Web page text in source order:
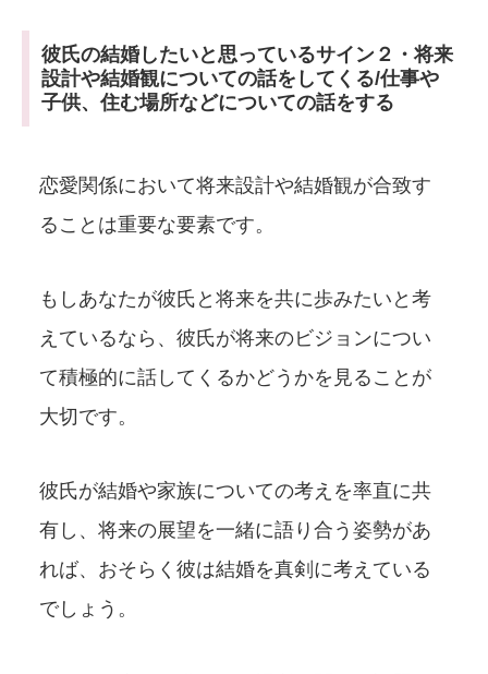
彼氏の結婚したいと思っているサイン２・将来
設計や結婚観についての話をしてくる/仕事や
子供、住む場所などについての話をする
恋愛関係において将来設計や結婚観が合致す
ることは重要な要素です。
もしあなたが彼氏と将来を共に歩みたいと考
えているなら、彼氏が将来のビジョンについ
て積極的に話してくるかどうかを見ることが
大切です。
彼氏が結婚や家族についての考えを率直に共
有し、将来の展望を一緒に語り合う姿勢があ
れば、おそらく彼は結婚を真剣に考えている
でしょう。